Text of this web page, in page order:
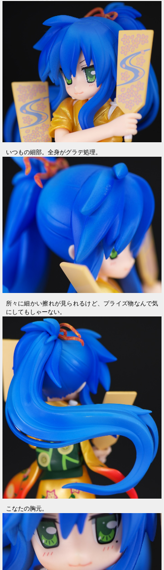
いつもの細部。全身がグラデ処理。
所々に細かい擦れが見られるけど、プライズ物なんで気
にしてもしゃーない。
こなたの胸元。